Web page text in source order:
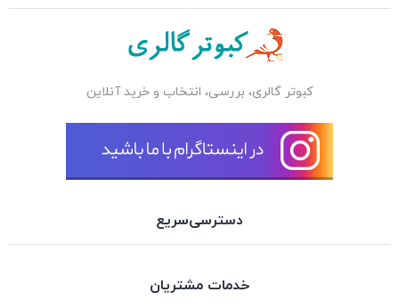
کبوتر گالری، بررسی، انتخاب و خرید آنلاین
دسترسی‌سریع
خدمات مشتریان